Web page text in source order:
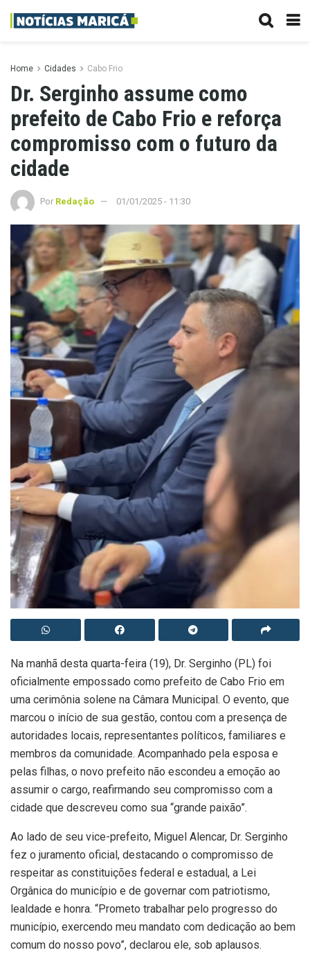
Home Cidades Cabo Frio
Dr. Serginho assume como
prefeito de Cabo Frio e reforça
compromisso com o futuro da
cidade
Por Redação 01/01/2025 - 11:30
Na manhã desta quarta-feira (19), Dr. Serginho (PL) foi
oficialmente empossado como prefeito de Cabo Frio em
uma cerimônia solene na Câmara Municipal. O evento, que
marcou o início de sua gestão, contou com a presença de
autoridades locais, representantes políticos, familiares e
membros da comunidade. Acompanhado pela esposa e
pelas filhas, o novo prefeito não escondeu a emoção ao
assumir o cargo, reafirmando seu compromisso com a
cidade que descreveu como sua “grande paixão”.
Ao lado de seu vice-prefeito, Miguel Alencar, Dr. Serginho
fez o juramento oficial, destacando o compromisso de
respeitar as constituições federal e estadual, a Lei
Orgânica do município e de governar com patriotismo,
lealdade e honra. “Prometo trabalhar pelo progresso do
município, exercendo meu mandato com dedicação ao bem
comum do nosso povo”, declarou ele, sob aplausos.